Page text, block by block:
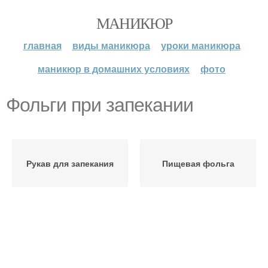
МАНИКЮР
главная виды маникюра
уроки маникюра
маникюр в домашних условиях
фото
Фольги при запекании
Рукав для запекания Пищевая фольга